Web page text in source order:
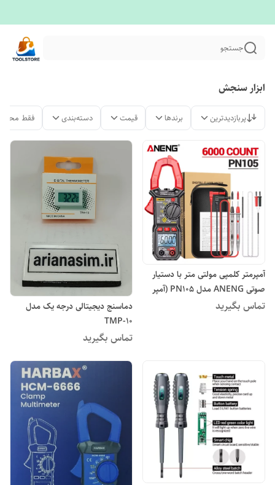
جستجو
ابزار سنجش
پربازدیدترین برندها قیمت دسته‌بندی فقط
آمپرمتر کلمپی مولتی متر با دستیار
صوتی ANENG مدل PN105 (آمپر
سنج A/C & DC)
تماس بگیرید
دماسنج دیجیتالی درجه یک مدل
TMP-10
تماس بگیرید